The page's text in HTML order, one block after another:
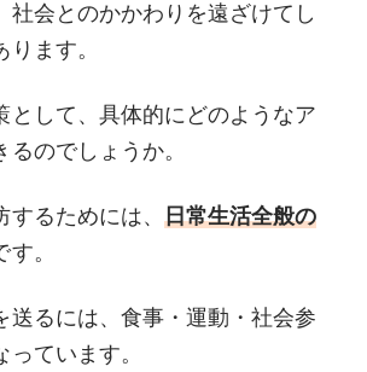
社会とのかかわりを遠ざけてし
ます。
として、具体的にどのようなア
のでしょうか。
るためには、 日常生活全般の
。
送るには、食事・運動・社会参
ています。